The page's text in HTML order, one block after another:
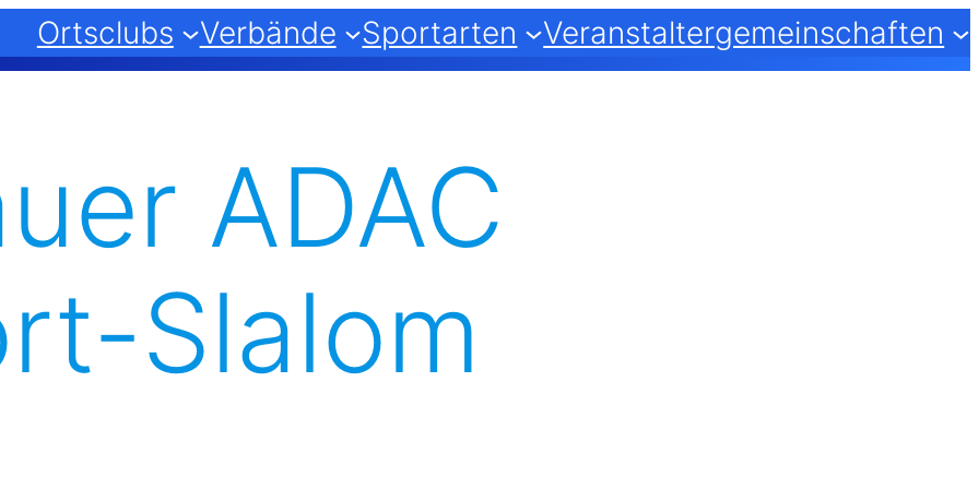
Ortsclubs Verbände Sportarten Veranstaltergemeinschaften
ADAC
Slalom